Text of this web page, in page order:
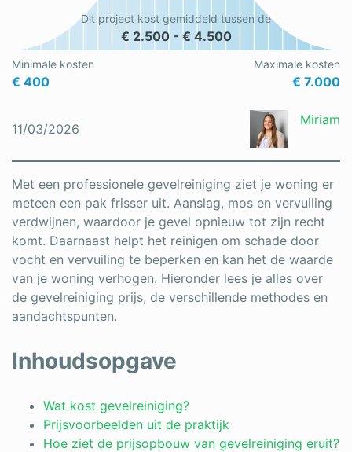
Rolluiken
Schilder
Schrijnwerker
Vochtbestrijding
Warmtepomp
Zonnepanelen
Zonwering
Bent u een vakspecialist?
Log in
Minimale kosten
€ 400
Maximale kosten
€ 7.000
Dit project kost gemiddeld tussen de
€ 2.500 - € 4.500
11/03/2026
Miriam
Met een professionele gevelreiniging ziet je woning er
meteen een pak frisser uit. Aanslag, mos en vervuiling
verdwijnen, waardoor je gevel opnieuw tot zijn recht
komt. Daarnaast helpt het reinigen om schade door
vocht en vervuiling te beperken en kan het de waarde
van je woning verhogen. Hieronder lees je alles over
de gevelreiniging prijs, de verschillende methodes en
aandachtspunten.
Inhoudsopgave
Wat kost gevelreiniging?
Prijsvoorbeelden uit de praktijk
Hoe ziet de prijsopbouw van gevelreiniging eruit?